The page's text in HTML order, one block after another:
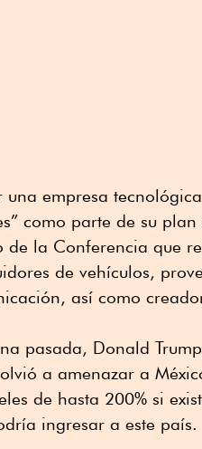
una empresa
como parte de su
de la Conferencia que
de vehículos,
así como
pasada, Donald
a amenazar a
de hasta 200% si
ingresar a este país.